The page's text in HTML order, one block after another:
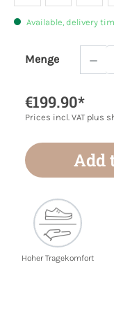
Available, delivery
Menge
Product
€199.90*
Prices incl. VAT plus
Add
Hoher Tragekomfort